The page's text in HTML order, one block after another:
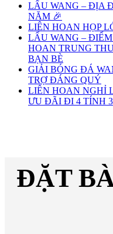
LẨU WANG – ĐỊA
NĂM 🎉
LIÊN HOAN HỌP
LẨU WANG –
HOAN TRUNG
BẠN BÈ
GIẢI BÓNG ĐÁ
TRỢ ĐÁNG QUÝ
LIÊN HOAN NGHỈ
ƯU ĐÃI ĐI 4 TÍNH 3
ĐẶT